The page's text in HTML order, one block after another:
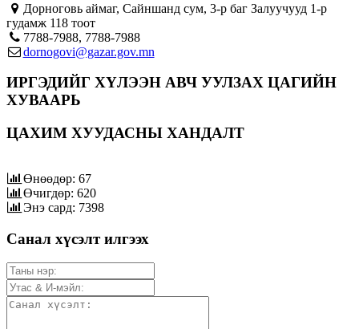
Дорноговь аймаг, Сайншанд сум, 3-р баг Залуучууд 1-р
гудамж 118 тоот
7788-7988, 7788-7988
dornogovi@gazar.gov.mn
ИРГЭДИЙГ ХҮЛЭЭН АВЧ УУЛЗАХ ЦАГИЙН
ХУВААРЬ
ЦАХИМ ХУУДАСНЫ ХАНДАЛТ
Өнөөдөр: 67
Өчигдөр: 620
Энэ сард: 7398
Санал хүсэлт илгээх